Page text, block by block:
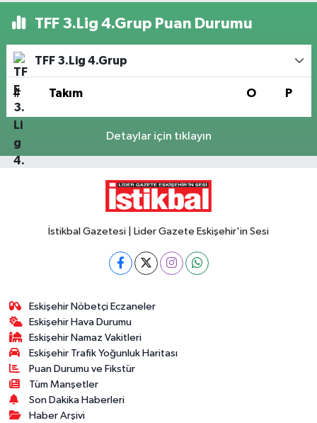
TFF 3.Lig 4.Grup Puan Durumu
TFF 3.Lig 4.Grup
# Takım O P
Detaylar için tıklayın
İstikbal Gazetesi | Lider Gazete Eskişehir'in Sesi
Eskişehir Nöbetçi Eczaneler
Eskişehir Hava Durumu
Eskişehir Namaz Vakitleri
Eskişehir Trafik Yoğunluk Haritası
Puan Durumu ve Fikstür
Tüm Manşetler
Son Dakika Haberleri
Haber Arşivi